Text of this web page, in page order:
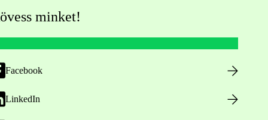
minket!
Facebook
LinkedIn